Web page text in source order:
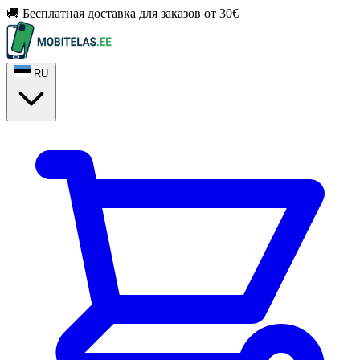
🚚 Бесплатная доставка для заказов от 30€
RU